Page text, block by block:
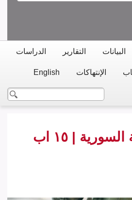
البيانات التقارير الدراسات
الإنتهاكات English
| ١٥ اب